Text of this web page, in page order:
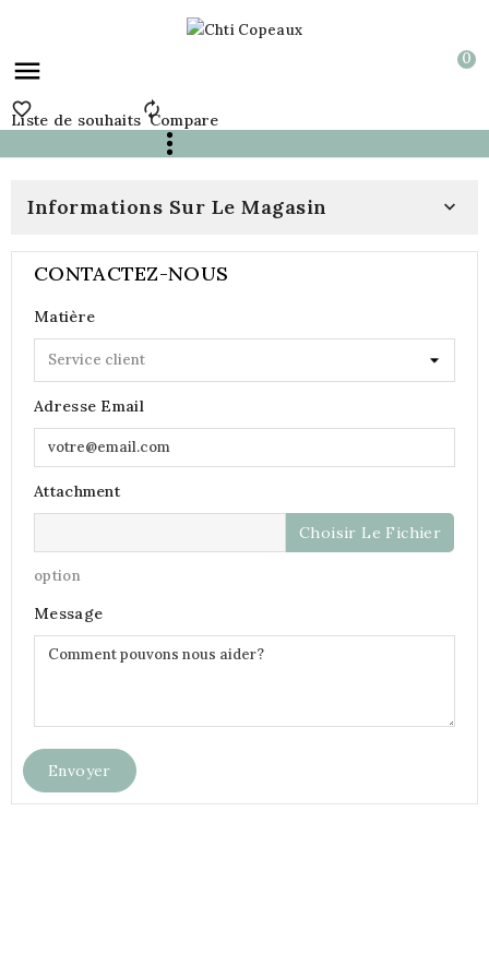
 0

Liste de souhaits
Compare
Informations Sur Le Magasin 
CONTACTEZ-NOUS
Matière
Adresse Email
Attachment
Choisir Le Fichier
option
Message